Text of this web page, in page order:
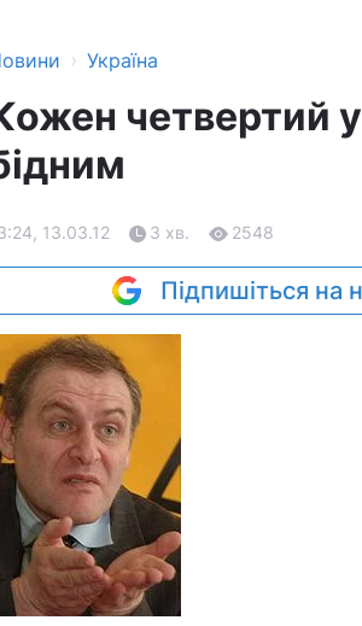
› Україна
четвертий
13.03.12 3 хв. 2548
Підпишіться на